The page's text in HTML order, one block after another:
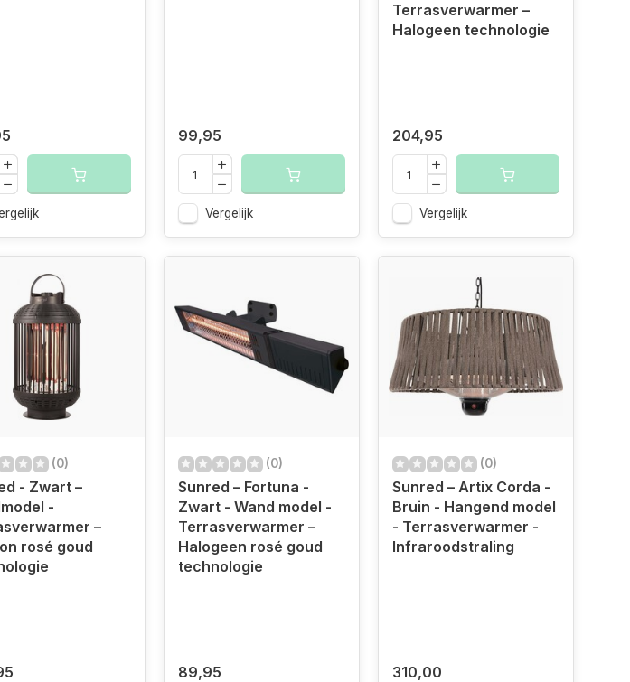
99,95
Vergelijk
Terrasverwarmer –
Halogeen technologie
204,95
Vergelijk
(0)
- Zwart –
-
–
rosé goud
(0)
Sunred – Fortuna -
Zwart - Wand model -
Terrasverwarmer –
Halogeen rosé goud
technologie
89,95
(0)
Sunred – Artix Corda -
Bruin - Hangend model
- Terrasverwarmer -
Infraroodstraling
310,00